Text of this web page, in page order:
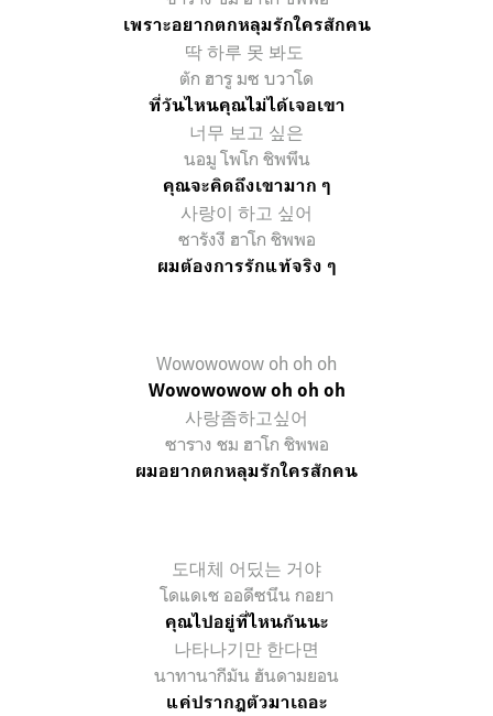
เพราะอยากตกหลุมรักใครสักคน
딱 하루 못 봐도
ตัก ฮารู มซ บวาโด
ที่วันไหนคุณไม่ได้เจอเขา
너무 보고 싶은
นอมู โพโก ชิพพึน
คุณจะคิดถึงเขามาก ๆ
사랑이 하고 싶어
ซารังงี ฮาโก ชิพพอ
ผมต้องการรักแท้จริง ๆ
Wowowowow oh oh oh
Wowowowow oh oh oh
사랑좀하고싶어
ซาราง ชม ฮาโก ชิพพอ
ผมอยากตกหลุมรักใครสักคน
도대체 어딨는 거야
โดแดเช ออดีซนึน กอยา
คุณไปอยู่ที่ไหนกันนะ
나타나기만 한다면
นาทานากีมัน ฮันดามยอน
แค่ปรากฎตัวมาเถอะ